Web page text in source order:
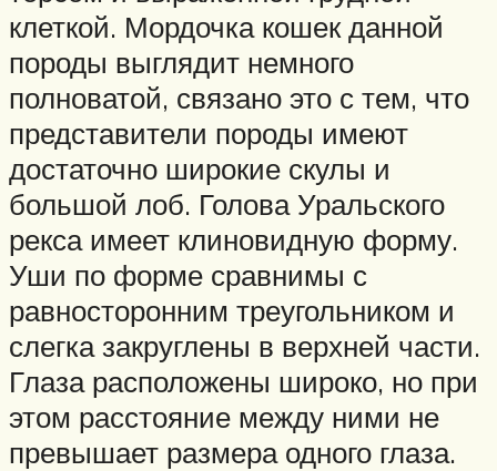
клеткой. Мордочка кошек данной
породы выглядит немного
полноватой, связано это с тем, что
представители породы имеют
достаточно широкие скулы и
большой лоб. Голова Уральского
рекса имеет клиновидную форму.
Уши по форме сравнимы с
равносторонним треугольником и
слегка закруглены в верхней части.
Глаза расположены широко, но при
этом расстояние между ними не
превышает размера одного глаза.